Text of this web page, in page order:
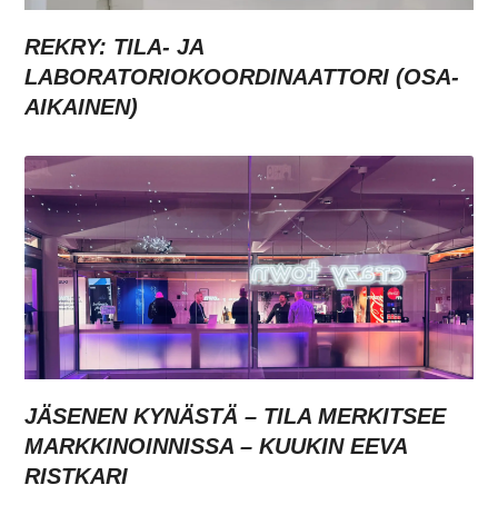
REKRY: TILA- JA
LABORATORIOKOORDINAATTORI (OSA-
AIKAINEN)
JÄSENEN KYNÄSTÄ – TILA MERKITSEE
MARKKINOINNISSA – KUUKIN EEVA
RISTKARI